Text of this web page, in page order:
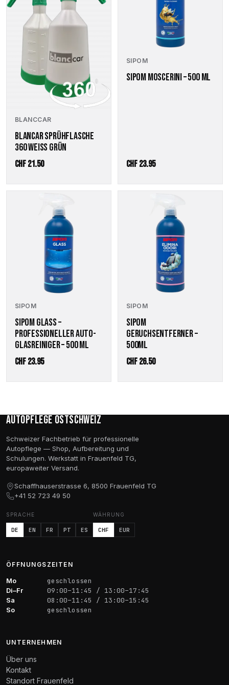
BLANCCAR
BLANCAR SPRÜHFLASCHE
360 WEISS GRÜN
CHF21.50
SIPOM
SIPOM MOSCERINI – 500 ML
CHF23.95
SIPOM
SIPOM GLASS –
PROFESSIONELLER AUTO-
GLASREINIGER – 500 ML
CHF23.95
SIPOM
SIPOM
GERUCHSENTFERNER –
500ML
CHF26.50
Autopflege Ostschweiz
Schweizer Fachbetrieb für professionelle
Autopflege — Shop, Aufbereitung und
Schulungen. Werkstatt in Frauenfeld TG,
europaweiter Versand.
Schaffhauserstrasse 6, 8500 Frauenfeld TG
+41 52 723 49 50
SPRACHE
DE EN FR PT ES
WÄHRUNG
CHF EUR
ÖFFNUNGSZEITEN
Mo geschlossen
Di–Fr 09:00–11:45 / 13:00–17:45
Sa 08:00–11:45 / 13:00–15:45
So geschlossen
UNTERNEHMEN
Über uns
Kontakt
Standort Frauenfeld